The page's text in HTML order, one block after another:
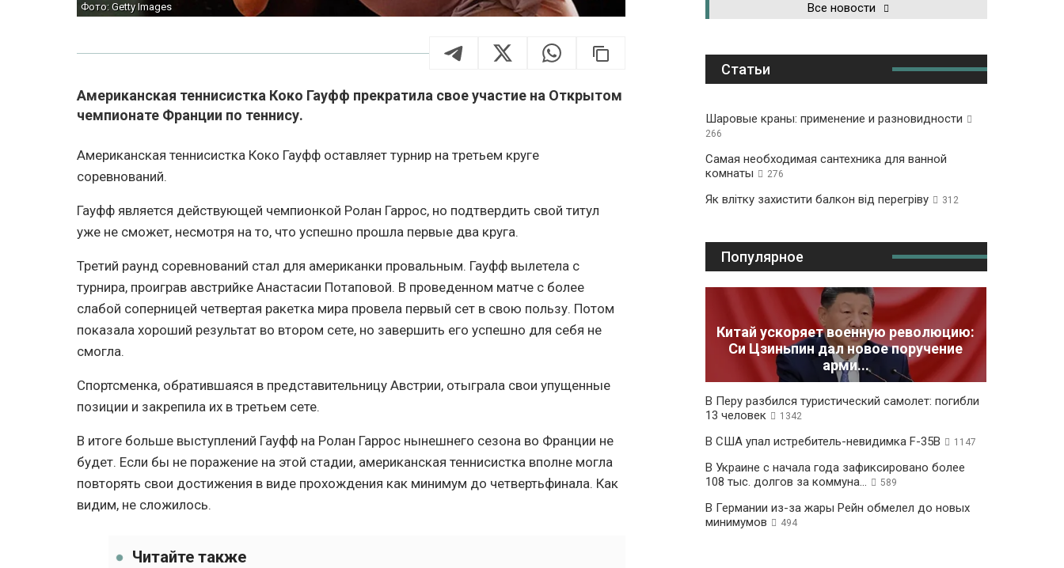
Фото: Getty Images
Американская теннисистка Коко Гауфф прекратила свое участие на Открытом
чемпионате Франции по теннису.
Американская теннисистка Коко Гауфф оставляет турнир на третьем круге
соревнований.
Гауфф является действующей чемпионкой Ролан Гаррос, но подтвердить свой титул
уже не сможет, несмотря на то, что успешно прошла первые два круга.
Третий раунд соревнований стал для американки провальным. Гауфф вылетела с
турнира, проиграв австрийке Анастасии Потаповой. В проведенном матче с более
слабой соперницей четвертая ракетка мира провела первый сет в свою пользу. Потом
показала хороший результат во втором сете, но завершить его успешно для себя не
смогла.
Спортсменка, обратившаяся в представительницу Австрии, отыграла свои упущенные
позиции и закрепила их в третьем сете.
В итоге больше выступлений Гауфф на Ролан Гаррос нынешнего сезона во Франции не
будет. Если бы не поражение на этой стадии, американская теннисистка вполне могла
повторять свои достижения в виде прохождения как минимум до четвертьфинала. Как
видим, не сложилось.
Читайте также
Все новости
Статьи
Шаровые краны: применение и разновидности
266
Самая необходимая сантехника для ванной
комнаты
276
Як влітку захистити балкон від перегріву 312
Популярное
Китай ускоряет военную революцию:
Си Цзиньпин дал новое поручение
арми...
В Перу разбился туристический самолет: погибли
13 человек
1342
В США упал истребитель-невидимка F-35B 1147
В Украине с начала года зафиксировано более
108 тыс. долгов за коммуна...
589
В Германии из-за жары Рейн обмелел до новых
минимумов
494